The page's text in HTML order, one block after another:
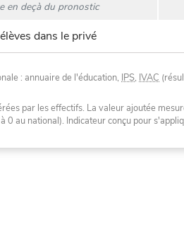
en deçà du pronostic
dans le privé
: annuaire de l'éducation, IPS, IVAC
par les effectifs. La valeur ajoutée
0 au national). Indicateur conçu pour